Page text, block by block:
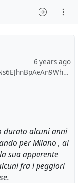
6 years ago
https://43110.cf/1NgQuutnbDUxd3Ns6EJhnBpAeAn9WhYxx5/
durato alcuni anni
per Milano , ai
sua apparente
fra i peggiori